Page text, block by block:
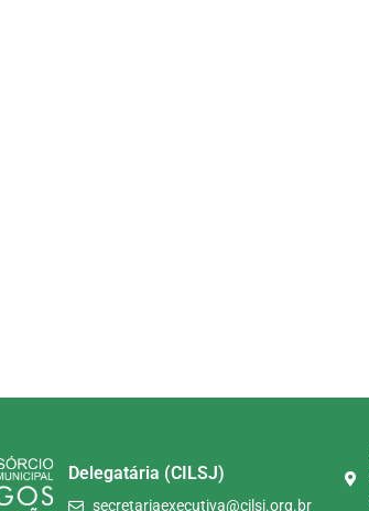
Delegatária (CILSJ)
secretariaexecutiva@cilsj.org.br